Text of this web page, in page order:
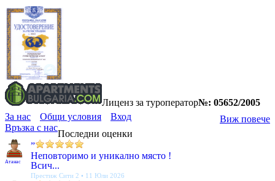
Лиценз за туроператор№: 05652/2005
Виж повече
За нас Общи условия
Вход
Връзка с нас
Последни оценки
Атанас
”
Неповторимо и уникално място !
Всич...
Престиж Сити 2 • 11 Юли 2026